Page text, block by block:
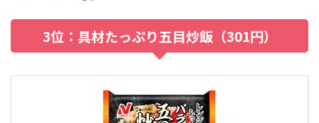
3位：具材たっぷり五目炒飯（301円）